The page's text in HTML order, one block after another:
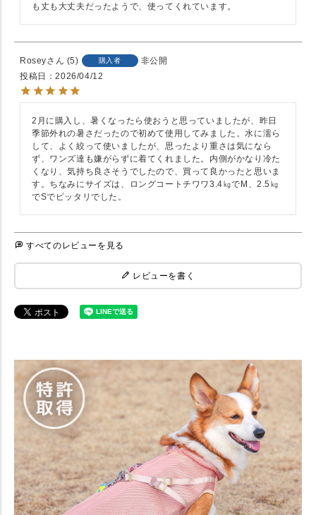
も丈も大丈夫だったようで、使ってくれています。
Rosey 5 購入者
非公開
投稿日
2026/04/12
2月に購入し、暑くなったら使おうと思っていましたが、昨日
季節外れの暑さだったので初めて使用してみました。水に濡ら
して、よく絞って使いましたが、思ったより重さは気になら
ず、ワンズ達も嫌がらずに着てくれました。内側がかなり冷た
くなり、気持ち良さそうでしたので、買って良かったと思いま
す。ちなみにサイズは、ロングコートチワワ3.4㎏でM、2.5㎏
でSでピッタリでした。
すべてのレビューを見る
レビューを書く